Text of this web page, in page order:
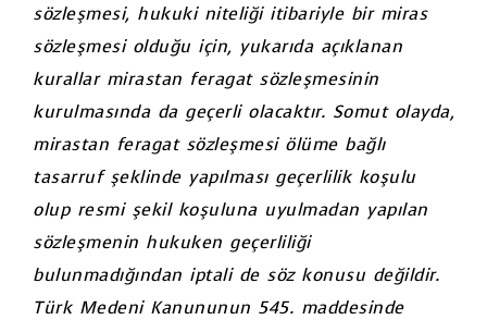
sözleşmesi, hukuki niteliği itibariyle bir miras
sözleşmesi olduğu için, yukarıda açıklanan
kurallar mirastan feragat sözleşmesinin
kurulmasında da geçerli olacaktır. Somut olayda,
mirastan feragat sözleşmesi ölüme bağlı
tasarruf şeklinde yapılması geçerlilik koşulu
olup resmi şekil koşuluna uyulmadan yapılan
sözleşmenin hukuken geçerliliği
bulunmadığından iptali de söz konusu değildir.
Türk Medeni Kanununun 545. maddesinde